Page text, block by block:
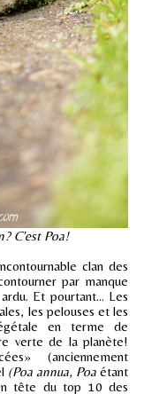
C'est Poa!
clan des
par manque
Et pourtant... Les
les pelouses et les
en terme de
verte de la planète!
(anciennement
(Poa annua, Poaétant
tête du top 10 des